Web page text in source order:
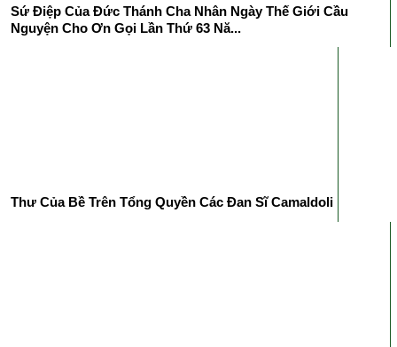
Sứ Điệp Của Đức Thánh Cha Nhân Ngày Thế Giới Cầu
Nguyện Cho Ơn Gọi Lần Thứ 63 Nă...
Thư Của Bề Trên Tổng Quyền Các Đan Sĩ Camaldoli